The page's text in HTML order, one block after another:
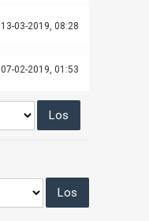
13-03-2019, 08:28
07-02-2019, 01:53